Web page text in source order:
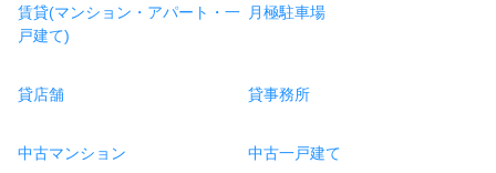
賃貸(マンション・アパート・一
戸建て)
月極駐車場
貸店舗 貸事務所
中古マンション 中古一戸建て